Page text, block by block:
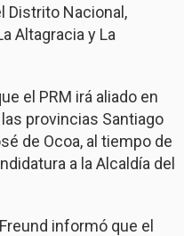
Distrito Nacional,
Altagracia y La
el PRM irá aliado en
provincias Santiago
de Ocoa, al tiempo de
a la Alcaldía del
informó que el